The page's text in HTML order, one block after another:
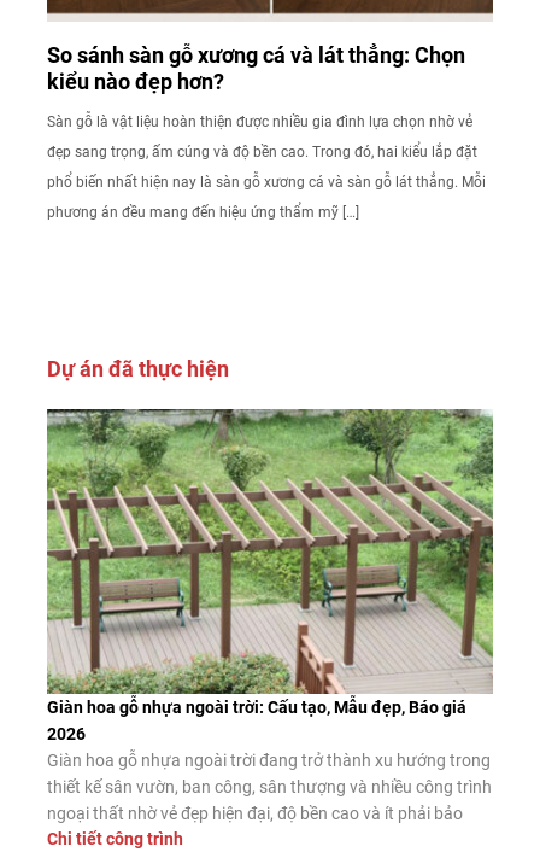
So sánh sàn gỗ xương cá và lát thẳng: Chọn
kiểu nào đẹp hơn?
Sàn gỗ là vật liệu hoàn thiện được nhiều gia đình lựa chọn nhờ vẻ
đẹp sang trọng, ấm cúng và độ bền cao. Trong đó, hai kiểu lắp đặt
phổ biến nhất hiện nay là sàn gỗ xương cá và sàn gỗ lát thẳng. Mỗi
phương án đều mang đến hiệu ứng thẩm mỹ […]
Dự án đã thực hiện
Giàn hoa gỗ nhựa ngoài trời: Cấu tạo, Mẫu đẹp, Báo giá
2026
Giàn hoa gỗ nhựa ngoài trời đang trở thành xu hướng trong
thiết kế sân vườn, ban công, sân thượng và nhiều công trình
ngoại thất nhờ vẻ đẹp hiện đại, độ bền cao và ít phải bảo
dưỡng. Đây là giải pháp thay thế hiệu quả cho giàn hoa gỗ
Chi tiết công trình